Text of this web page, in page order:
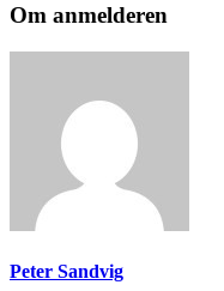
Om anmelderen
Peter Sandvig